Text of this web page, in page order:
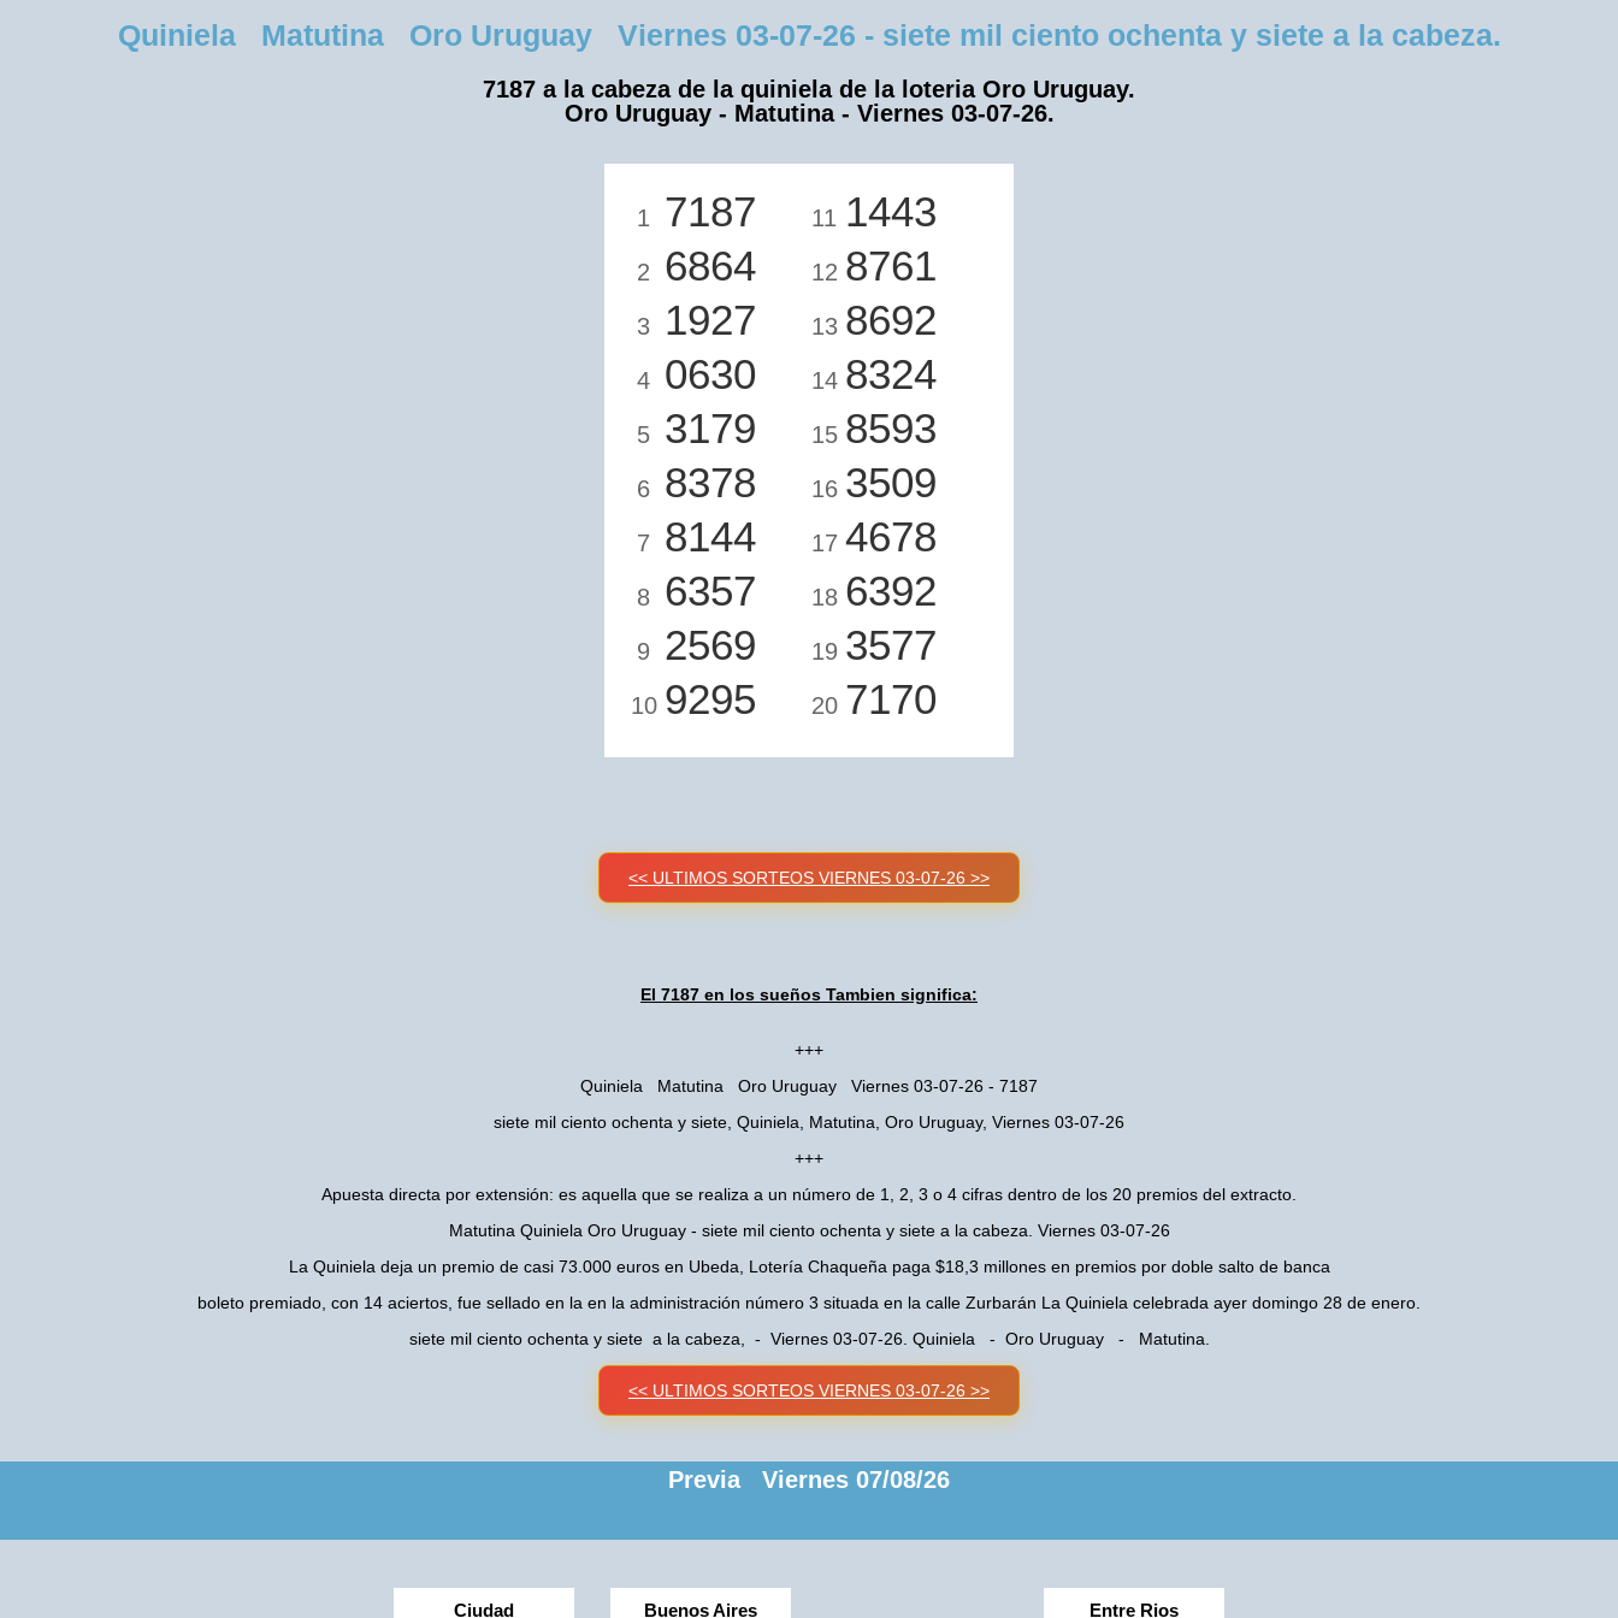
Quiniela Matutina Oro Uruguay Viernes 03-07-26 - siete mil ciento ochenta y siete a la cabeza.
7187 a la cabeza de la quiniela de la loteria Oro Uruguay.
Oro Uruguay - Matutina - Viernes 03-07-26.
1 7187
2 6864
3 1927
4 0630
5 3179
6 8378
7 8144
8 6357
9 2569
10 9295
11 1443
12 8761
13 8692
14 8324
15 8593
16 3509
17 4678
18 6392
19 3577
20 7170
<< ULTIMOS SORTEOS VIERNES 03-07-26 >>
El 7187 en los sueños Tambien significa:
+++
Quiniela Matutina Oro Uruguay Viernes 03-07-26 - 7187
siete mil ciento ochenta y siete, Quiniela, Matutina, Oro Uruguay, Viernes 03-07-26
+++
Apuesta directa por extensión: es aquella que se realiza a un número de 1, 2, 3 o 4 cifras dentro de los 20 premios del extracto.
Matutina Quiniela Oro Uruguay - siete mil ciento ochenta y siete a la cabeza. Viernes 03-07-26
La Quiniela deja un premio de casi 73.000 euros en Ubeda, Lotería Chaqueña paga $18,3 millones en premios por doble salto de banca
boleto premiado, con 14 aciertos, fue sellado en la en la administración número 3 situada en la calle Zurbarán La Quiniela celebrada ayer domingo 28 de enero.
siete mil ciento ochenta y siete a la cabeza, - Viernes 03-07-26. Quiniela - Oro Uruguay - Matutina.
<< ULTIMOS SORTEOS VIERNES 03-07-26 >>
Previa Viernes 07/08/26
Ciudad Buenos Aires Entre Rios